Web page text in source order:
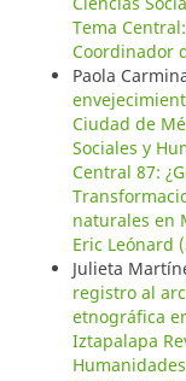
Tema
Coordinador
Paola
Ciudad de
Sociales y
Central 87:
naturales en
Eric Leónard
Julieta
registro al
etnográfica
Iztapalapa